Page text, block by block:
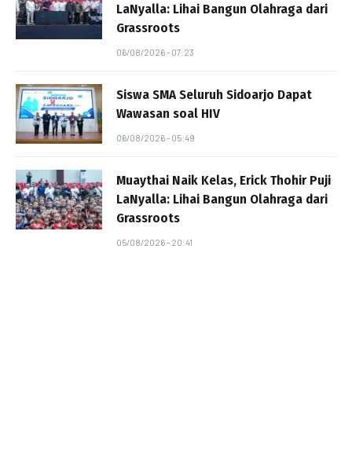
LaNyalla: Lihai Bangun Olahraga dari
Grassroots
06/08/2026 - 07:23
Siswa SMA Seluruh Sidoarjo Dapat
Wawasan soal HIV
06/08/2026 - 05:49
Muaythai Naik Kelas, Erick Thohir Puji
LaNyalla: Lihai Bangun Olahraga dari
Grassroots
05/08/2026 - 20:41